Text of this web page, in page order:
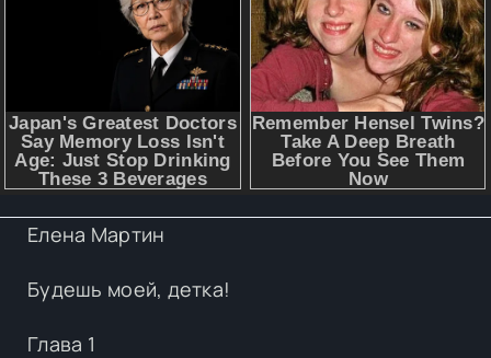
Елена Мартин
Будешь моей, детка!
Глава 1